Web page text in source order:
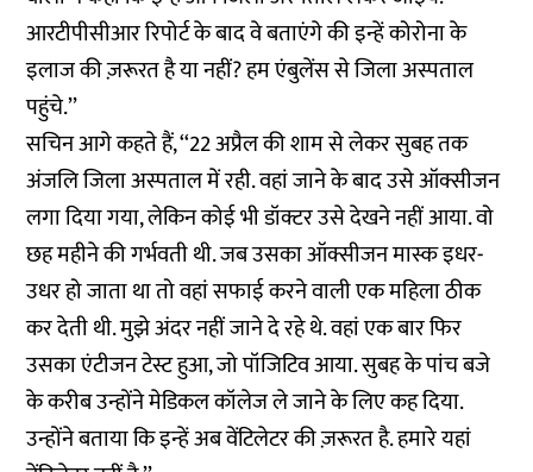
आरटीपीसीआर रिपोर्ट के बाद वे बताएंगे की इन्हें कोरोना के
इलाज की ज़रूरत है या नहीं? हम एंबुलेंस से जिला अस्पताल
पहुंचे.’’
सचिन आगे कहते हैं, ‘‘22 अप्रैल की शाम से लेकर सुबह तक
अंजलि जिला अस्पताल में रही. वहां जाने के बाद उसे ऑक्सीजन
लगा दिया गया, लेकिन कोई भी डॉक्टर उसे देखने नहीं आया. वो
छह महीने की गर्भवती थी. जब उसका ऑक्सीजन मास्क इधर-
उधर हो जाता था तो वहां सफाई करने वाली एक महिला ठीक
कर देती थी. मुझे अंदर नहीं जाने दे रहे थे. वहां एक बार फिर
उसका एंटीजन टेस्ट हुआ, जो पॉजिटिव आया. सुबह के पांच बजे
के करीब उन्होंने मेडिकल कॉलेज ले जाने के लिए कह दिया.
उन्होंने बताया कि इन्हें अब वेंटिलेटर की ज़रूरत है. हमारे यहां